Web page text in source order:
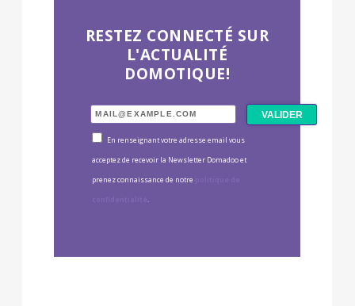
RESTEZ CONNECTÉ SUR
L'ACTUALITÉ
DOMOTIQUE!
En renseignant votre adresse email vous
acceptez de recevoir la Newsletter Domadoo et
prenez connaissance de notre
.